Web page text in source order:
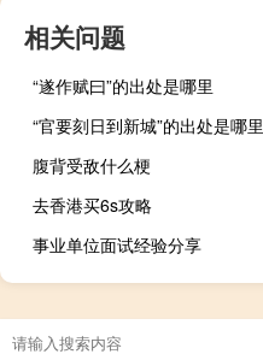
相关问题
“遂作赋曰”的出处是哪里
“官要刻日到新城”的出处是哪里
腹背受敌什么梗
去香港买6s攻略
事业单位面试经验分享